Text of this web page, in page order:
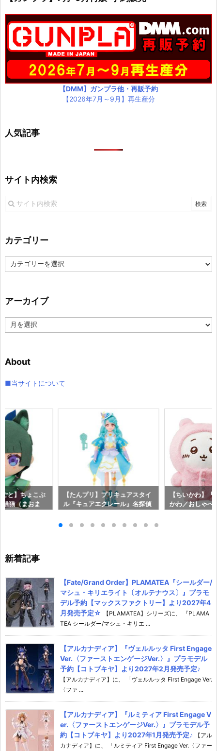
【DMM】ガンプラ他・再販予約
【2026年7月～9月】再生産分
人気記事
サイト内検索
カテゴリー
カ
テ
ー
アーカイブ
ー
ブ
About
■当サイトについて
と】ちょこぷ
猫猫（まおま
【グッドスマ
【たんプリ】プリキュアスタイ
ル『キュアエクレール』名探偵
プリキュア！ ドール予約【バン
ダイ】より2026年7月25日発
【ちいかわ】
かわ／おしゃべ
しゃべりうさぎ
新着記事
【Fate/Grand Order】PLAMATEA『シールダー/
マシュ・キリエライト〔オルテナウス〕』プラモ
デル予約【マックスファクトリー】より2027年4
月発売予定☆
【PLAMATEA】シリーズに、 『PLAMA
TEA シールダー/マシュ・キリエ ...
【アルカナディア】『ヴェルルッタ First Engage
Ver.〈ファーストエンゲージVer.〉』プラモデル
予約【コトブキヤ】より2027年2月発売予定♪
【アルカナディア】に、 「ヴェルルッタ First Engage Ver.
〈ファ ...
【アルカナディア】『ルミティア First Engage V
er.〈ファーストエンゲージVer.〉』プラモデル予
約【コトブキヤ】より2027年1月発売予定♪
【アル
カナディア】に、 「ルミティア First Engage Ver.〈ファー